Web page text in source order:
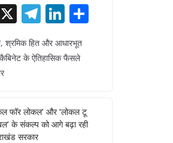
X T
el
e
m
Li
k
n
श्रमिक हित और आधारभूत
कैबिनेट के ऐतिहासिक फैसले
फॉर लोकल’ और ‘लोकल टू
के संकल्प को आगे बढ़ा रही
सरकार